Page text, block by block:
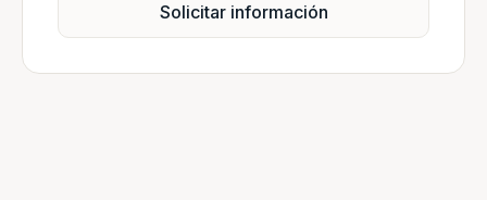
Solicitar información